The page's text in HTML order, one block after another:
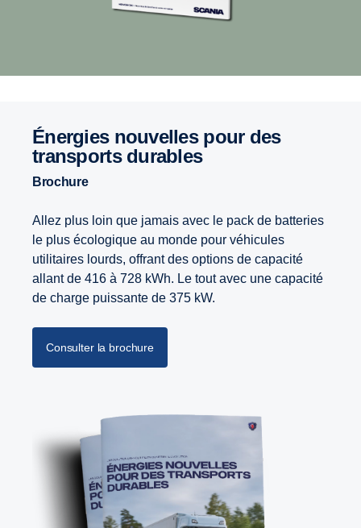
Énergies nouvelles pour des
transports durables
Brochure
Allez plus loin que jamais avec le pack de batteries
le plus écologique au monde pour véhicules
utilitaires lourds, offrant des options de capacité
allant de 416 à 728 kWh. Le tout avec une capacité
de charge puissante de 375 kW.
Consulter la brochure